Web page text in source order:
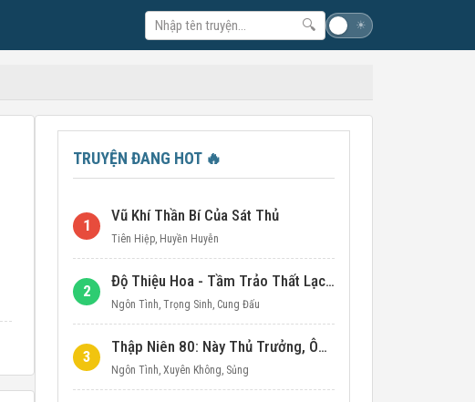
🔍 ☀
TRUYỆN ĐANG HOT 🔥
1
Vũ Khí Thần Bí Của Sát Thủ
Tiên Hiệp, Huyền Huyễn
2
Độ Thiệu Hoa - Tầm Trảo Thất Lạc Đích Ái Tình
Ngôn Tình, Trọng Sinh, Cung Đấu
3
Thập Niên 80: Này Thủ Trưởng, Ôm Một Cái Đi!
Ngôn Tình, Xuyên Không, Sủng